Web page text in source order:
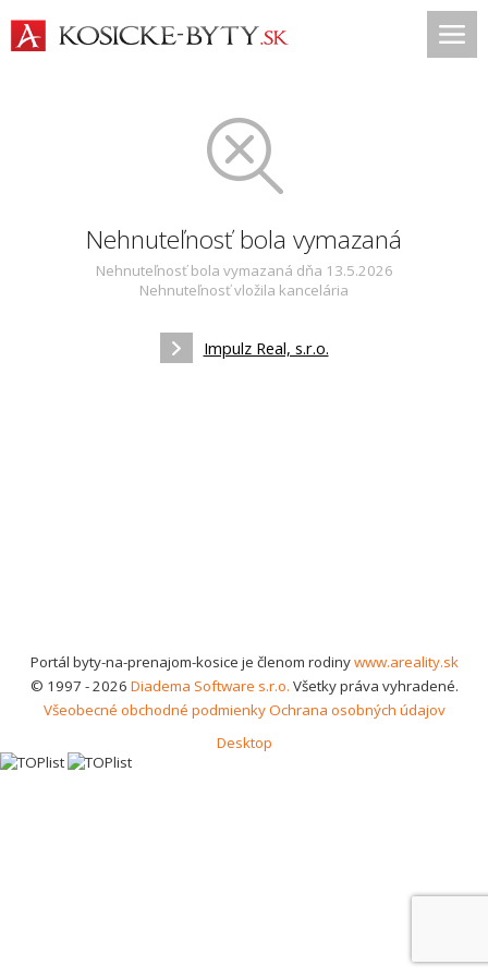
Nehnuteľnosť bola vymazaná
Nehnuteľnosť bola vymazaná dňa 13.5.2026
Nehnuteľnosť vložila kancelária
Impulz Real, s.r.o.
Portál byty-na-prenajom-kosice je členom rodinywww.areality.sk
© 1997 - 2026 Diadema Software s.r.o. Všetky práva vyhradené.
Všeobecné obchodné podmienkyOchrana osobných údajov
Desktop